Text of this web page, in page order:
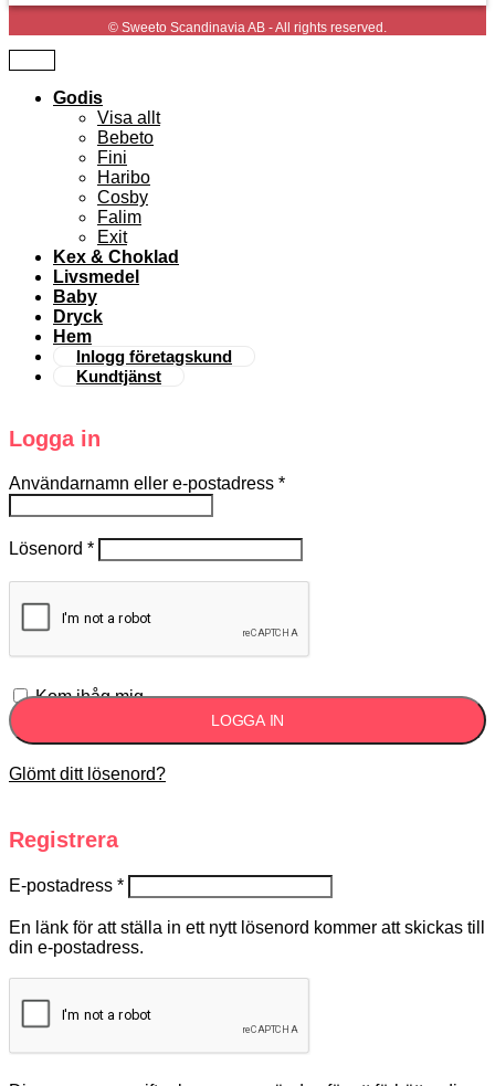
© Sweeto Scandinavia AB - All rights reserved.
Godis
Visa allt
Bebeto
Fini
Haribo
Cosby
Falim
Exit
Kex & Choklad
Livsmedel
Baby
Dryck
Hem
Inlogg företagskund
Kundtjänst
Logga in
Användarnamn eller e-postadress *
Lösenord *
Kom ihåg mig
LOGGA IN
Glömt ditt lösenord?
Registrera
E-postadress *
En länk för att ställa in ett nytt lösenord kommer att skickas till
din e-postadress.